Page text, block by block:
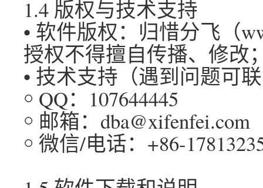
1.4 版权与技术支持
• 软件版权：归惜分飞（
授权不得擅自传播、修改
• 技术支持（遇到问题可
￮ QQ：107644445
￮ 邮箱：dba@xifenfei.com
￮ 微信/电话：+86-